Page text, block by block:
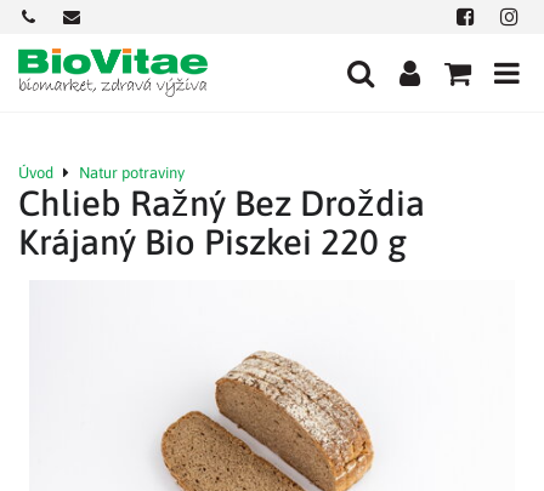
+421
901
712
584
office@biovitae.sk Facebook
Úvod Natur potraviny
Chlieb Ražný Bez Droždia
Krájaný Bio Piszkei 220 g